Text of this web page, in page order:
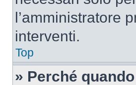
l’amministratore
interventi.
Top
» Perché